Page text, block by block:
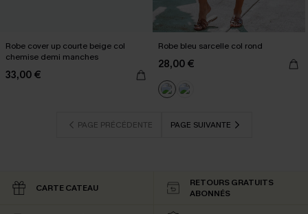
Robe cover up courte beige col
chemise demi manches
33,00 €
Robe bleu sarcelle col rond
28,00 €
PAGE PRÉCÉDENTE PAGE SUIVANTE
CARTE CATEAU
RETOURS GRATUITS
ABONNÉS